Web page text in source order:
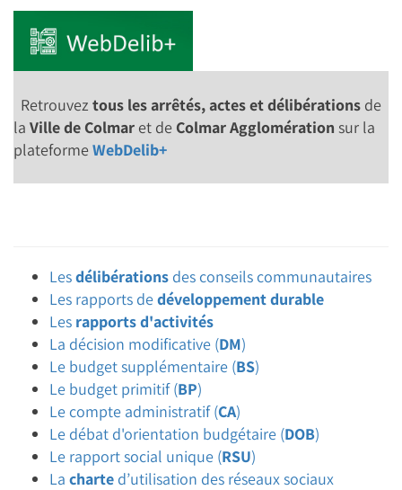
Retrouvez tous les arrêtés, actes et délibérations de
la Ville de Colmar et de Colmar Agglomération sur la
plateformeWebDelib+
Lesdélibérations des conseils communautaires
Les rapports dedéveloppement durable
Les rapports d'activités
La décision modificative (DM)
Le budget supplémentaire (BS)
Le budget primitif (BP)
Le compte administratif (CA)
Le débat d'orientation budgétaire (DOB)
Le rapport social unique (RSU)
La charte d’utilisation des réseaux sociaux